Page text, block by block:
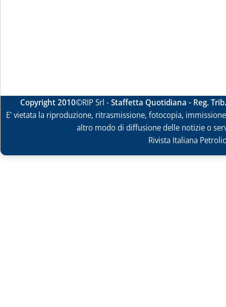
Copyright 2010©RIP Srl -Staffetta Quotidiana - Reg.
E' vietata la riproduzione, ritrasmissione, fotocopia,
altro modo di diffusione delle notizie o
Rivista Italiana